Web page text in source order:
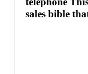
sales bible